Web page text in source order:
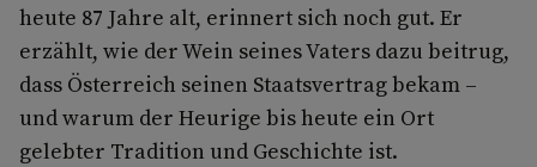
heute 87 Jahre alt, erinnert sich noch gut. Er
erzählt, wie der Wein seines Vaters dazu beitrug,
dass Österreich seinen Staatsvertrag bekam –
und warum der Heurige bis heute ein Ort
gelebter Tradition und Geschichte ist.